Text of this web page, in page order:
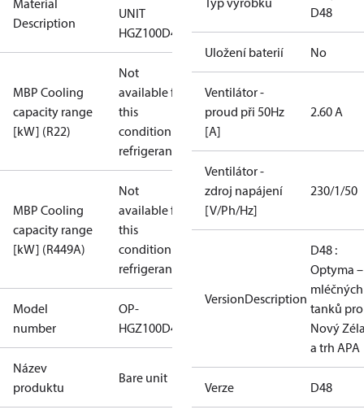
Material
Description
UNIT
HGZ100D48E
MBP Cooling
capacity range
[kW] (R22)
Not
available for
this
condition /
refrigerant
MBP Cooling
capacity range
[kW] (R449A)
Not
available for
this
condition /
refrigerant
Model
number
OP-
HGZ100D48E
Název
produktu
Bare unit
D48
Uložení baterií No
Ventilátor -
proud při 50Hz
[A]
2.60 A
Ventilátor -
zdroj napájení
[V/Ph/Hz]
230/1/50
VersionDescription
D48 :
Optyma
mléčných
tanků pro
Nový
a trh APA
Verze D48